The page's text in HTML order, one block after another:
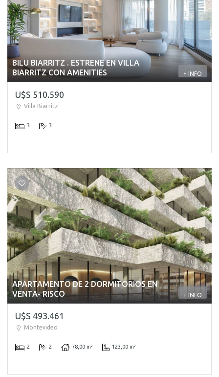
BILU BIARRITZ . ESTRENE EN VILLA
BIARRITZ CON AMENITIES
+ INFO
U$S 510.590
Villa Biarritz
3 3
APARTAMENTO DE 2 DORMITORIOS EN
VENTA- RISCO
+ INFO
U$S 493.461
Montevideo
2 2 78,00 m² 123,00 m²